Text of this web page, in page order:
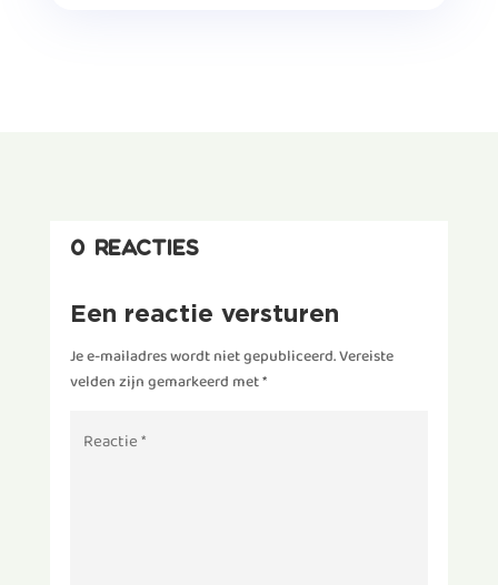
0 reacties
Een reactie versturen
Je e-mailadres wordt niet gepubliceerd.Vereiste
velden zijn gemarkeerd met*